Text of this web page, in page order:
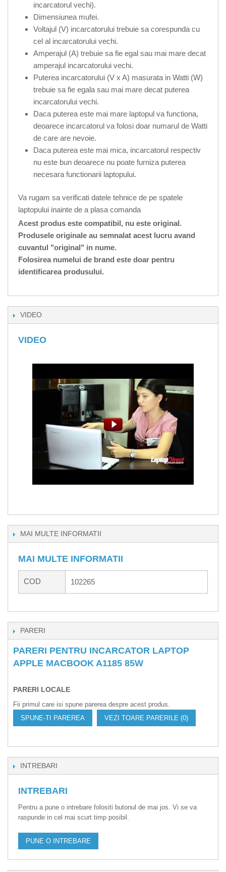
incarcatorul vechi).
Dimensiunea mufei.
Voltajul (V) incarcatorului trebuie sa corespunda cu
cel al incarcatorului vechi.
Amperajul (A) trebuie sa fie egal sau mai mare decat
amperajul incarcatorului vechi.
Puterea incarcatorului (V x A) masurata in Watti (W)
trebuie sa fie egala sau mai mare decat puterea
incarcatorului vechi.
Daca puterea este mai mare laptopul va functiona,
deoarece incarcatorul va folosi doar numarul de Watti
de care are nevoie.
Daca puterea este mai mica, incarcatorul respectiv
nu este bun deoarece nu poate furniza puterea
necesara functionarii laptopului.
Va rugam sa verificati datele tehnice de pe spatele
laptopului inainte de a plasa comanda
Acest produs este compatibil, nu este original.
Produsele originale au semnalat acest lucru avand
cuvantul "original" in nume.
Folosirea numelui de brand este doar pentru
identificarea produsului.
VIDEO
VIDEO
MAI MULTE INFORMATII
MAI MULTE INFORMATII
COD 102265
PARERI
PARERI PENTRU INCARCATOR LAPTOP
APPLE MACBOOK A1185 85W
PARERI LOCALE
Fii primul care isi spune parerea despre acest produs.
SPUNE-TI PAREREA
VEZI TOARE PARERILE (0)
INTREBARI
INTREBARI
Pentru a pune o intrebare folositi butonul de mai jos. Vi se va
raspunde in cel mai scurt timp posibil.
PUNE O INTREBARE